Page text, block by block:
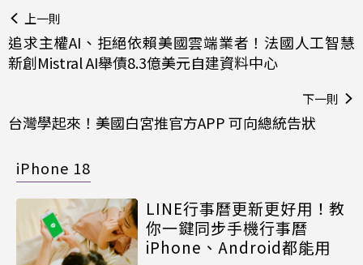
上一則
追求主權AI、拒絕依賴美國雲端業者！法國人工智慧
新創Mistral AI舉債8.3億美元自建資料中心
下一則
台灣學起來！美國白宮推官方APP 可向總統告狀
iPhone 18
LINE行事曆更新更好用！教
你一鍵同步手機行事曆
iPhone、Android都能用